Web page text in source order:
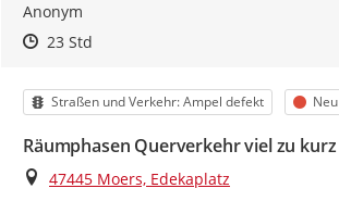
Anonym
Zeitpunkt des Erstellens
Zeitpunkt des Erstellens
23 StdZur Äußerung
Kategorie
Straßen und Verkehr: Ampel defekt Status
Neu
Räumphasen Querverkehr viel zu kurz
Ort
47445 Moers, Edekaplatz